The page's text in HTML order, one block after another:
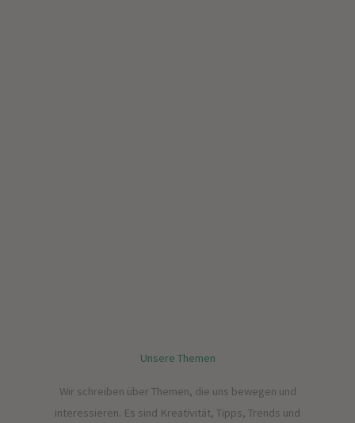
Unsere Themen
Wir schreiben über Themen, die uns bewegen und
interessieren. Es sind Kreativität, Tipps, Trends und